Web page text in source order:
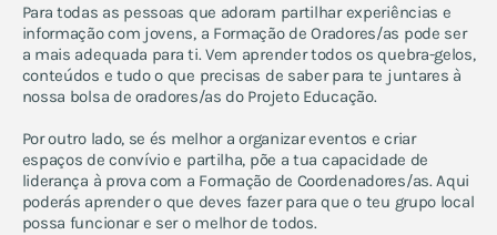
Para todas as pessoas que adoram partilhar experiências e
informação com jovens, a Formação de Oradores/as pode ser
a mais adequada para ti. Vem aprender todos os quebra-gelos,
conteúdos e tudo o que precisas de saber para te juntares à
nossa bolsa de oradores/as do Projeto Educação.
Por outro lado, se és melhor a organizar eventos e criar
espaços de convívio e partilha, põe a tua capacidade de
liderança à prova com a Formação de Coordenadores/as. Aqui
poderás aprender o que deves fazer para que o teu grupo local
possa funcionar e ser o melhor de todos.